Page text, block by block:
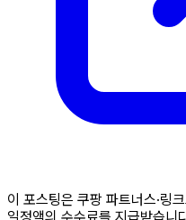
이 포스팅은 쿠팡 파트너스·링